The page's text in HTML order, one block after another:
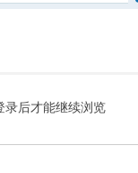
录后才能继续浏览